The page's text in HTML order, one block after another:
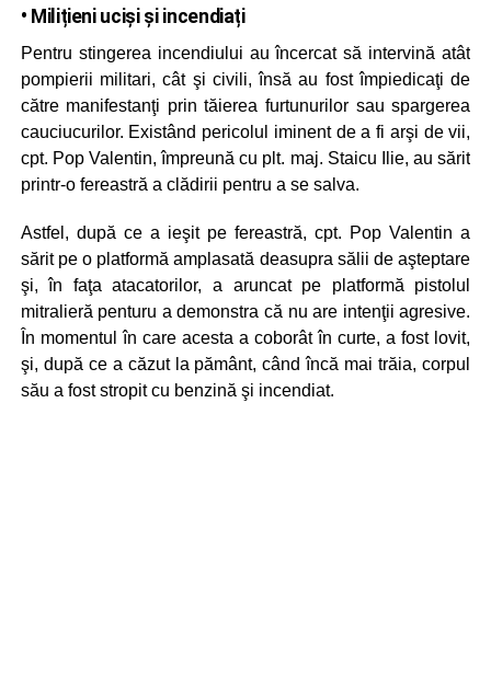
• Milițieni uciși și incendiați
Pentru stingerea incendiului au încercat să intervină atât
pompierii militari, cât şi civili, însă au fost împiedicaţi de
către manifestanţi prin tăierea furtunurilor sau spargerea
cauciucurilor. Existând pericolul iminent de a fi arşi de vii,
cpt. Pop Valentin, împreună cu plt. maj. Staicu Ilie, au sărit
printr-o fereastră a clădirii pentru a se salva.
Astfel, după ce a ieşit pe fereastră, cpt. Pop Valentin a
sărit pe o platformă amplasată deasupra sălii de aşteptare
şi, în faţa atacatorilor, a aruncat pe platformă pistolul
mitralieră penturu a demonstra că nu are intenţii agresive.
În momentul în care acesta a coborât în curte, a fost lovit,
şi, după ce a căzut la pământ, când încă mai trăia, corpul
său a fost stropit cu benzină şi incendiat.